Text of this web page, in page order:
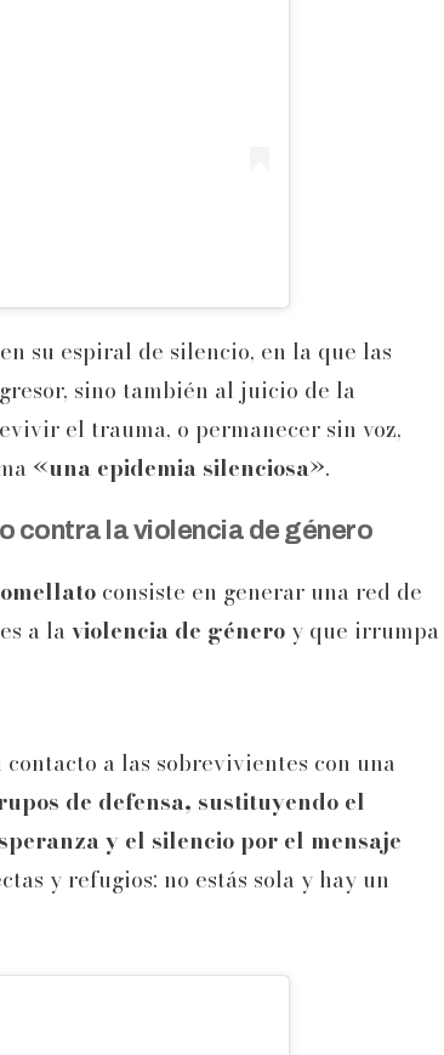
su espiral de silencio, en la que las
sino también al juicio de la
el trauma, o permanecer sin voz,
«una epidemia silenciosa».
contra la violencia de género
consiste en generar una red de
a la violencia de género y que irrumpa
a las sobrevivientes con una
de defensa, sustituyendo el
y el silencio por el mensaje
y refugios: no estás sola y hay un